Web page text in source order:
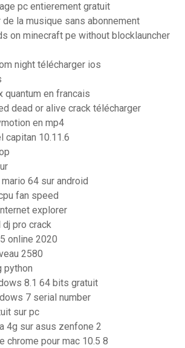
pc entierement gratuit
la musique sans abonnement
on minecraft pe without blocklauncher
night télécharger ios
quantum en francais
dead or alive crack télécharger
en mp4
capitan 10.11.6
64 sur android
fan speed
explorer
dj pro crack
online 2020
2580
python
8.1 64 bits gratuit
7 serial number
sur pc
4g sur asus zenfone 2
chrome pour mac 10.5 8